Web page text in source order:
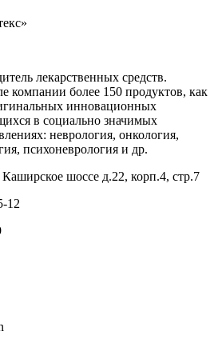
лекарственных средств.
компании более 150 продуктов, как
инновационных
в социально значимых
неврология, онкология,
психоневрология и др.
шоссе д.22, корп.4, стр.7
12